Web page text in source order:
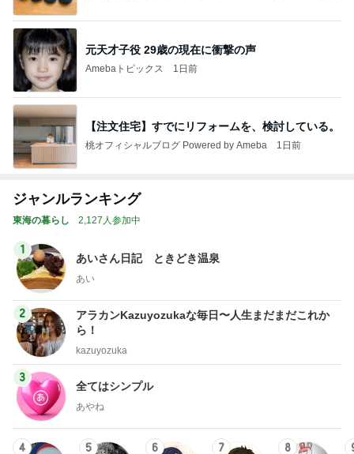
元天才子役 29歳の現在に衝撃の声
Amebaトピックス 1日前
【注文住宅】すでにリフォームを、検討している。
桃オフィシャルブログ Powered by Ameba 1日前
ジャンルランキング
東海の暮らし 2,127人参加中
1
あいさん日記 ときどき温泉
あい
2
アラカンKazuyozukaな毎日〜人生まだまだこれか
ら！
kazuyozuka
3
全てはシンプル
あやね
4 5 6 7 8